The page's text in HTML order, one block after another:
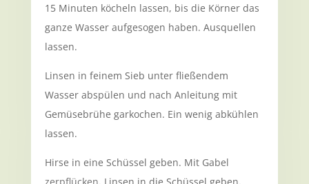
15 Minuten köcheln lassen, bis die Körner das
ganze Wasser aufgesogen haben. Ausquellen
lassen.
Linsen in feinem Sieb unter fließendem
Wasser abspülen und nach Anleitung mit
Gemüsebrühe garkochen. Ein wenig abkühlen
lassen.
Hirse in eine Schüssel geben. Mit Gabel
zerpflücken. Linsen in die Schüssel geben.